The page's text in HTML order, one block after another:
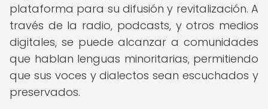
plataforma para su difusión y revitalización. A
través de la radio, podcasts, y otros medios
digitales, se puede alcanzar a comunidades
que hablan lenguas minoritarias, permitiendo
que sus voces y dialectos sean escuchados y
preservados.